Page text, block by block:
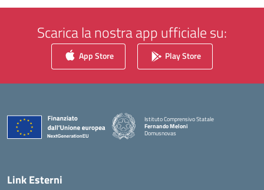
Scarica la nostra app ufficiale su:
App Store Play Store
Istituto Comprensivo Statale
Fernando Meloni
Domusnovas
Link Esterni